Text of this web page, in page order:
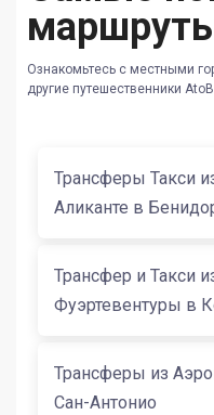
Ознакомьтесь с местными
другие путешественники
Трансферы Такси
Аликанте в
Трансфер и Такси
Фуэртевентуры в
Трансферы из
Сан-Антонио